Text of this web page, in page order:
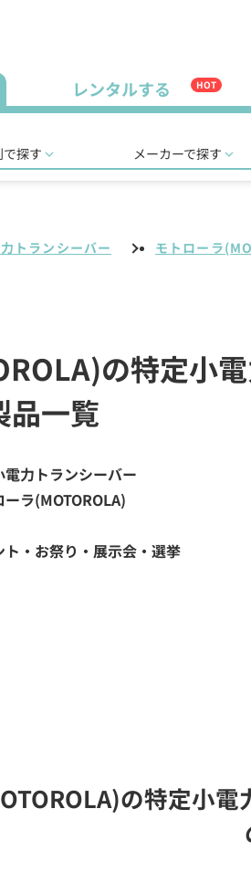
レンタルする HOT
で探す メーカーで探す
トランシーバー モトローラ
の特定小
品一覧
電力トランシーバー
ーラ(MOTOROLA)
ト・お祭り・展示会・選挙
の特定小